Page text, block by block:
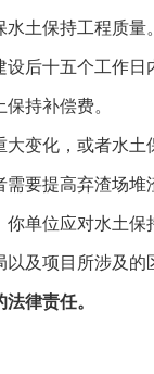
土保持工程质量
后十五个工作日
持补偿费。
化，或者水土
要提高弃渣场
位应对水土保
项目所涉及的
律责任。